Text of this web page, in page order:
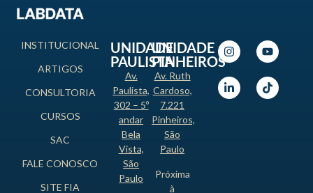
INSTITUCIONAL
ARTIGOS
CONSULTORIA
CURSOS
SAC
FALE CONOSCO
SITE FIA
UNIDADE
PAULISTA
Av.
Paulista,
302 – 5º
andar
Bela
Vista,
São
Paulo
UNIDADE
PINHEIROS
Av. Ruth
Cardoso,
7.221
Pinheiros,
São
Paulo
Próxima
à